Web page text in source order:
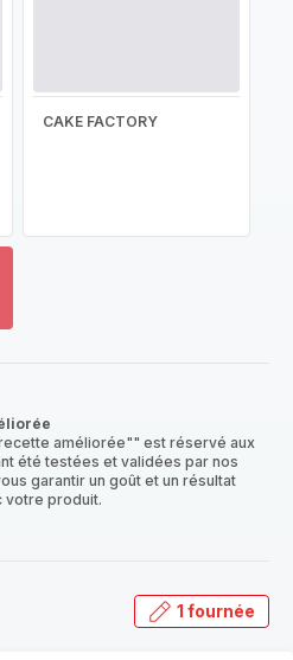
CAKE FACTORY
améliorée"" est réservé aux
été testées et validées par nos
garantir un goût et un résultat
votre produit.
1 fournée